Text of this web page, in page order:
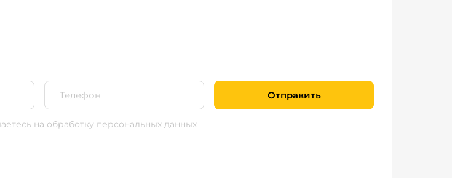
Отправить
на обработку персональных данных